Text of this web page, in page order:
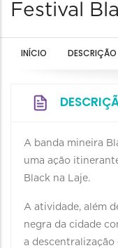
Festival
INÍCIO DESCRIÇÃO
A banda mineira
uma ação
Black na Laje.
A atividade, além
negra da cidade
a descentralização